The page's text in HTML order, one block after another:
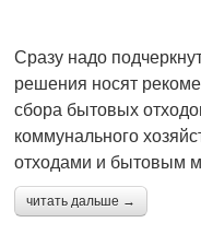
Сразу надо
решения носят
сбора бытовых
коммунального
отходами и бытовым
читать дальше →